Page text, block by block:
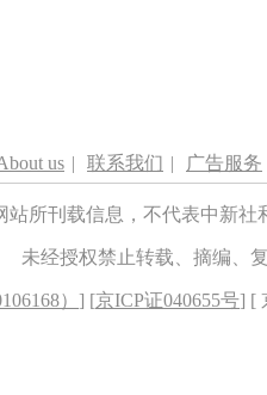
us | 联系我们 | 广告服务
站所刊载信息，不代表中新
未经授权禁止转载、摘编、
） ] [京ICP证040655号] [